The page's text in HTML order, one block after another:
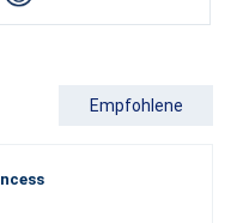
Empfohlene